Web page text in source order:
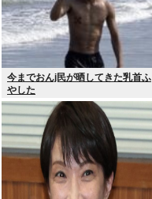
今までおんj民が晒してきた乳首ふ
やした